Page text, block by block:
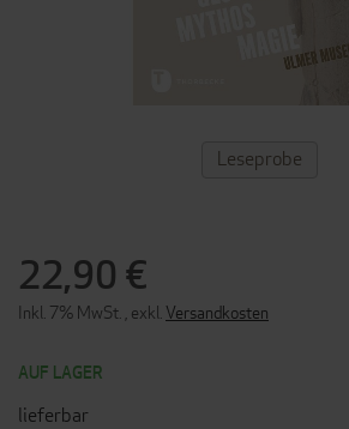
22,90 €
Inkl. 7% MwSt. exkl. Versandkosten
AUF LAGER
lieferbar
ZUM
ANFANG
Leseprobe